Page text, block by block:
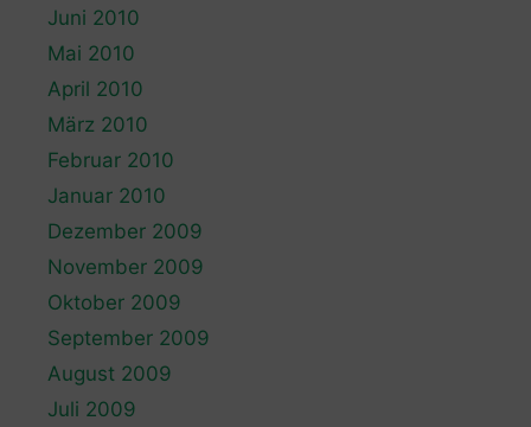
Juni 2010
Mai 2010
April 2010
März 2010
Februar 2010
Januar 2010
Dezember 2009
November 2009
Oktober 2009
September 2009
August 2009
Juli 2009